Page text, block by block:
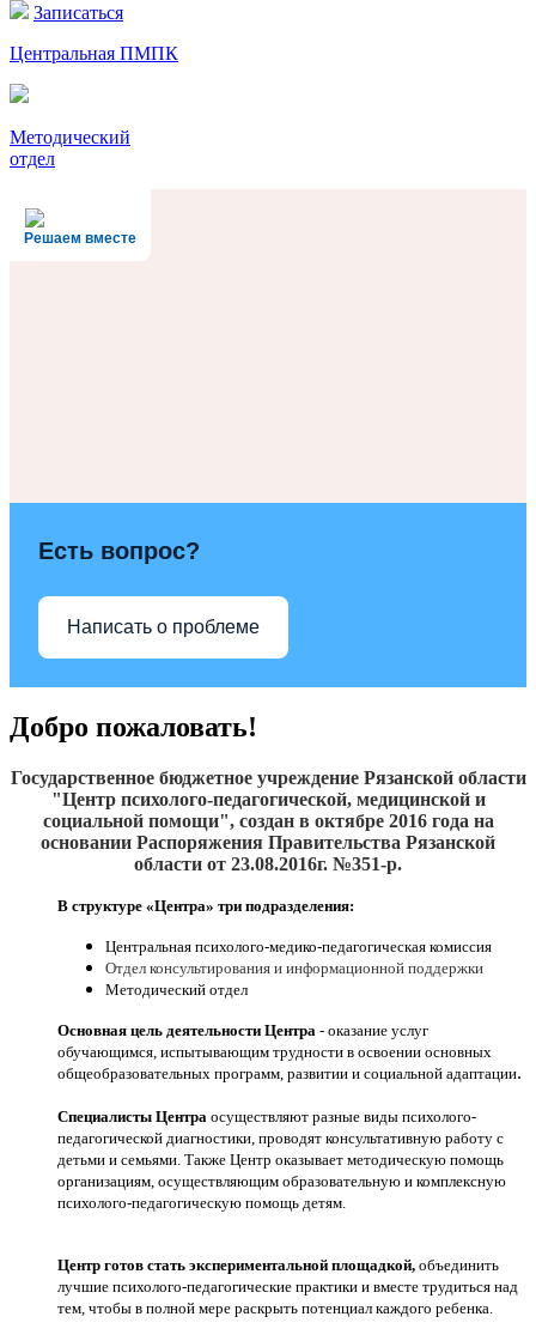
Записаться
Центральная ПМПК
Методический
отдел
Решаем вместе
Есть вопрос?
Написать о проблеме
Добро пожаловать!
Государственное бюджетное учреждение Рязанской области
"Центр психолого-педагогической, медицинской и
социальной помощи", создан в октябре 2016года на
основании Распоряжения Правительства Рязанской
области от 23.08.2016г. №351-р.
В структуре «Центра» три подразделения:
Центральная психолого-медико-педагогическая комиссия
Отдел консультирования и информационной поддержки
Методический отдел
Основная цель деятельности Центра - оказание услуг
обучающимся, испытывающим трудности в освоении основных
общеобразовательных программ, развитии и социальной адаптации.
Специалисты Центра осуществляют разные виды психолого-
педагогической диагностики, проводят консультативную работу с
детьми и семьями. Также Центр оказывает методическую помощь
организациям, осуществляющим образовательную и комплексную
психолого-педагогическую помощь детям.
Центр готов стать экспериментальной площадкой, объединить
лучшие психолого-педагогические практики и вместе трудиться над
тем, чтобы в полной мере раскрыть потенциал каждого ребенка.